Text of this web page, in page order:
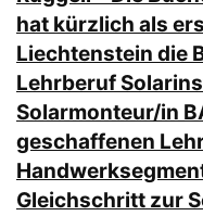
hat kürzlich als
Liechtenstein die
Lehrberuf
Solarmonteur/in
geschaffenen
Gleichschritt zur